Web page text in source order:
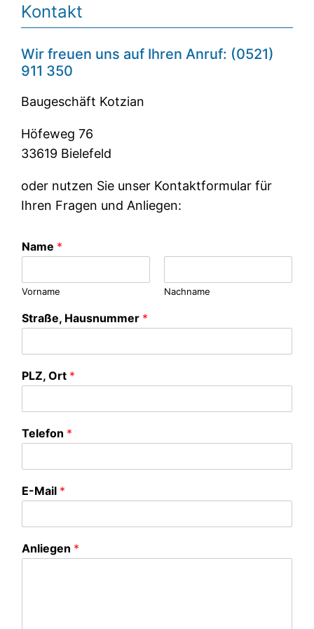
Kontakt
Wir freuen uns auf Ihren Anruf: (0521)
911 350
Baugeschäft Kotzian
Höfeweg 76
33619 Bielefeld
oder nutzen Sie unser Kontaktformular für
Ihren Fragen und Anliegen:
Name *
Vorname Nachname
Straße, Hausnummer *
*
A
l
e
e
S
r
ß
PLZ, Ort *
Telefon *
E-Mail *
Anliegen *